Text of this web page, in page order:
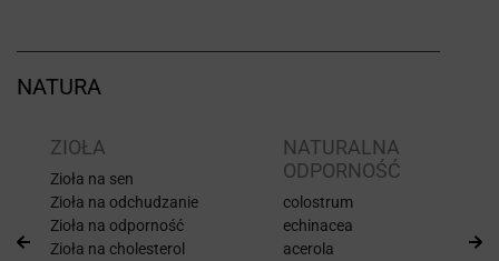
NATURA
ZIOŁA
Zioła na sen
Zioła na odchudzanie
Zioła na odporność
Zioła na cholesterol
NATURALNA
ODPORNOŚĆ
colostrum
echinacea
acerola